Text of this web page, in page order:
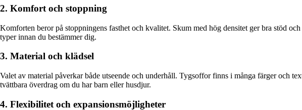
2. Komfort och stoppning
Komforten beror på stoppningens fasthet och kvalitet. Skum med hög densitet ger bra stöd
typer innan du bestämmer dig.
3. Material och klädsel
Valet av material påverkar både utseende och underhåll. Tygsoffor finns i många färger och
tvättbara överdrag om du har barn eller husdjur.
4. Flexibilitet och expansionsmöjligheter